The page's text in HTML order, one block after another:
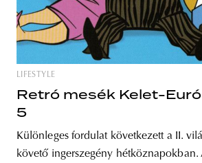
LIFESTYLE
Retró mesék Kelet-
5
Különleges fordulat következett a II.
követő ingerszegény hétköznapokban.